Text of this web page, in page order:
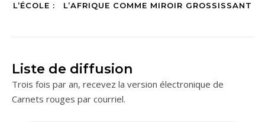
L’ÉCOLE : L’AFRIQUE COMME MIROIR GROSSISSANT
Liste de diffusion
Trois fois par an, recevez la version électronique de
Carnets rouges par courriel.